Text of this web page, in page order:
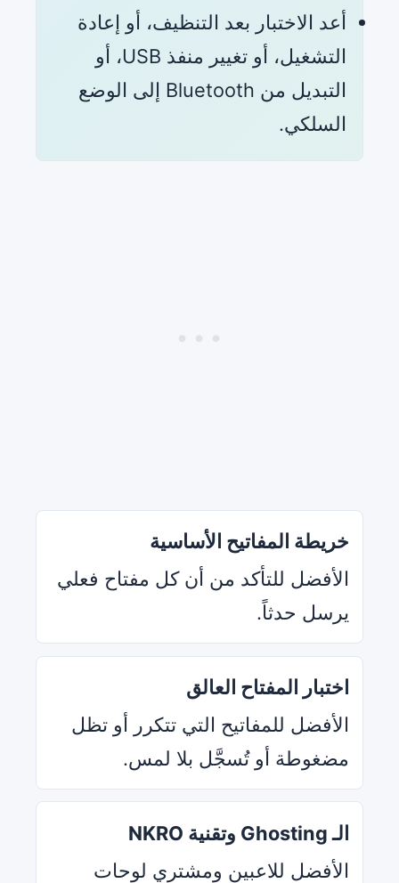
أعد الاختبار بعد التنظيف، أو إعادة
التشغيل، أو تغيير منفذ USB، أو
التبديل من Bluetooth إلى الوضع
السلكي.
خريطة المفاتيح الأساسية
الأفضل للتأكد من أن كل مفتاح فعلي
يرسل حدثاً.
اختبار المفتاح العالق
الأفضل للمفاتيح التي تتكرر أو تظل
مضغوطة أو تُسجَّل بلا لمس.
الـ Ghosting وتقنية NKRO
الأفضل للاعبين ومشتري لوحات